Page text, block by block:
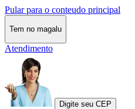
Pular para o conteudo principal
Tem no magalu
Atendimento
Digite seu CEP